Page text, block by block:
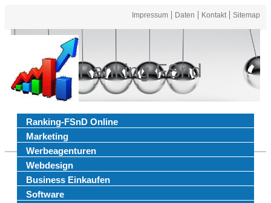
Impressum Daten Kontakt Sitemap
Ranking FSnd
Ranking-FSnD Online
Marketing
Werbeagenturen
Webdesign
Business Einkaufen
Software